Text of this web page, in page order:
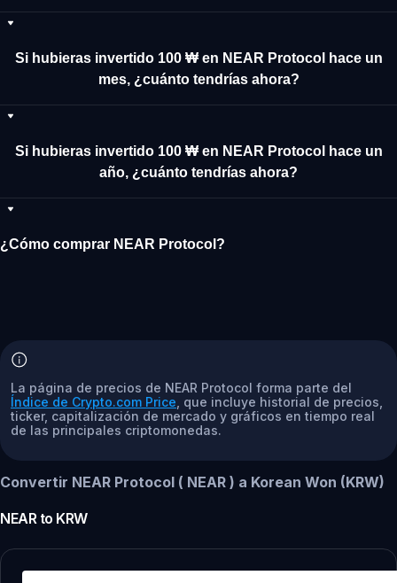
Si hubieras invertido 100 ₩ en NEAR Protocol hace un
mes, ¿cuánto tendrías ahora?
Si hubieras invertido 100 ₩ en NEAR Protocol hace un
año, ¿cuánto tendrías ahora?
¿Cómo comprar NEAR Protocol?
La página de precios de NEAR Protocol forma parte del
Índice de Crypto.com Price , que incluye historial de precios,
ticker, capitalización de mercado y gráficos en tiempo real
de las principales criptomonedas.
Convertir NEAR Protocol ( NEAR ) a Korean Won (KRW)
NEARto KRW